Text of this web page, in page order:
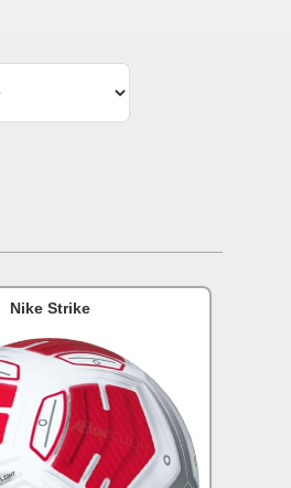
Nike Strike